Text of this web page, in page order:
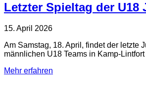
Letzter Spieltag der U18
15. April 2026
Am Samstag, 18. April, findet der letzte
männlichen U18 Teams in Kamp-Lintfort
Mehr erfahren